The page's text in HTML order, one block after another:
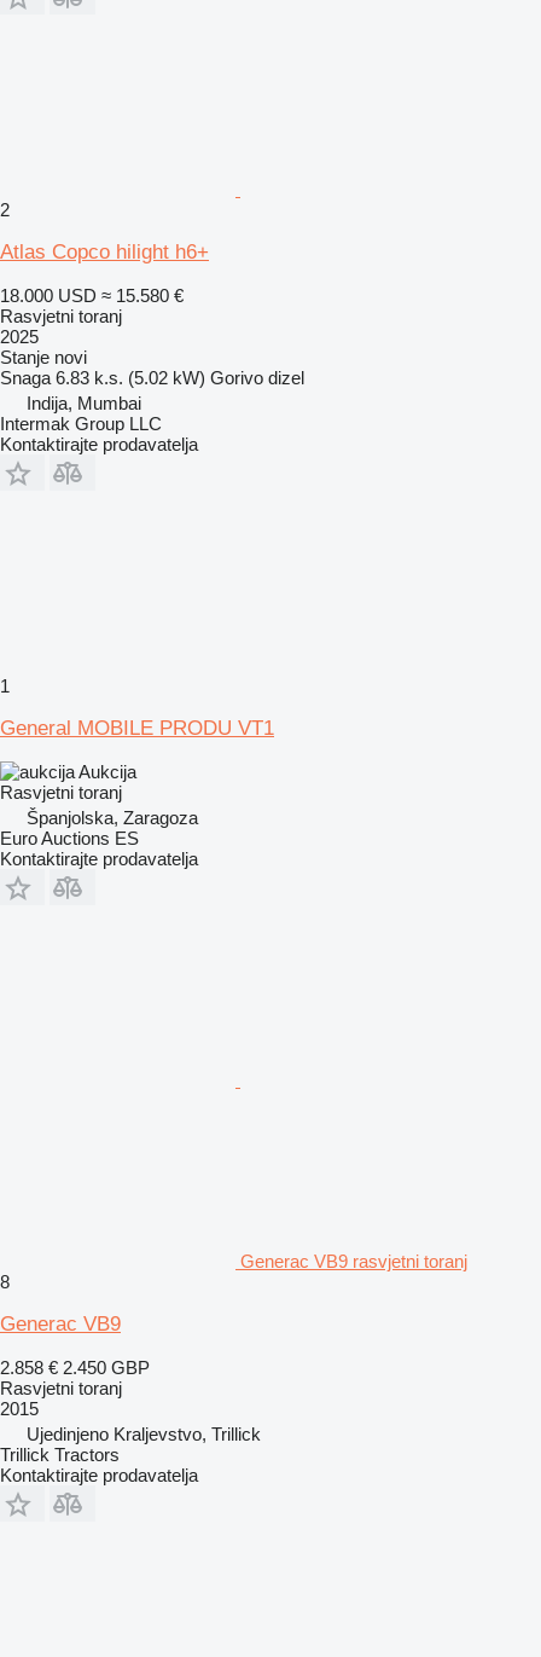
2
Atlas Copco hilight h6+
18.000 USD ≈ 15.580 €
Rasvjetni toranj
2025
Stanje novi
Snaga 6.83 k.s. (5.02 kW) Gorivo dizel
Indija, Mumbai
Intermak Group LLC
Kontaktirajte prodavatelja
1
General MOBILE PRODU VT1
Aukcija
Rasvjetni toranj
Španjolska, Zaragoza
Euro Auctions ES
Kontaktirajte prodavatelja
Generac VB9 rasvjetni toranj
8
Generac VB9
2.858 € 2.450 GBP
Rasvjetni toranj
2015
Ujedinjeno Kraljevstvo, Trillick
Trillick Tractors
Kontaktirajte prodavatelja